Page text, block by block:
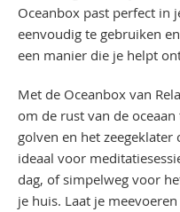
Oceanbox past perfect in
eenvoudig te gebruiken
een manier die je helpt
Met de Oceanbox van
om de rust van de
golven en het zeegeklater
ideaal voor
dag, of simpelweg voor
je huis. Laat je